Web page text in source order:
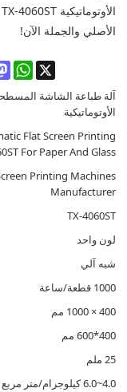
الأصلي والجملة الآن!
X
آلة طباعة الشاشة
الأوتوماتيكية
Flat Screen Printing
For Paper And Glass
Printing Machines
Manufacturer
TX-4060ST
لون واحد
شبه آلي
1000 قطعة/ساعة
400 × 1000 مم
400*600 مم
25 ملم
4.0~6.0 كيلوجرام/متر مربع